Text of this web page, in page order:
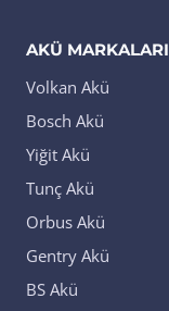
AKÜ MARKALARI
Volkan Akü
Bosch Akü
Yiğit Akü
Tunç Akü
Orbus Akü
Gentry Akü
BS Akü